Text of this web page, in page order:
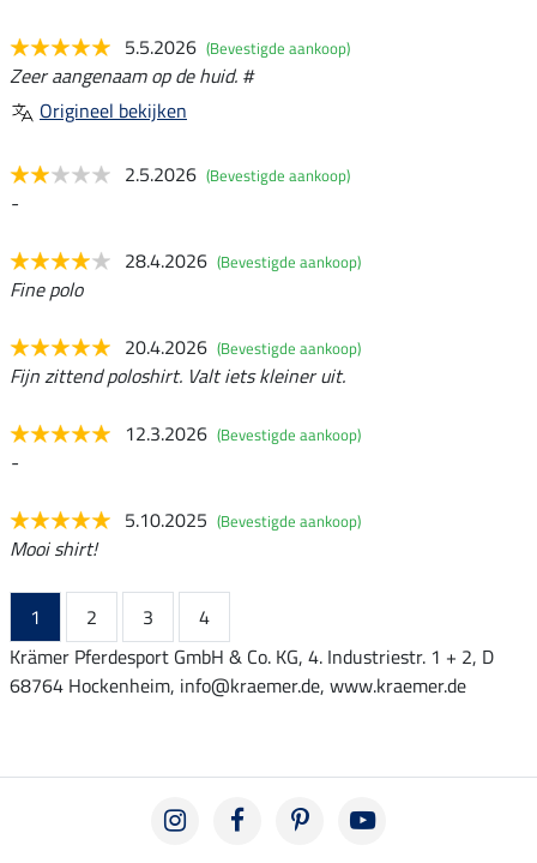
5.5.2026 (Bevestigde aankoop)
Zeer aangenaam op de huid. #
Origineel bekijken
2.5.2026 (Bevestigde aankoop)
-
28.4.2026 (Bevestigde aankoop)
Fine polo
20.4.2026 (Bevestigde aankoop)
Fijn zittend poloshirt. Valt iets kleiner uit.
12.3.2026 (Bevestigde aankoop)
-
5.10.2025 (Bevestigde aankoop)
Mooi shirt!
1 2 3
4
Krämer Pferdesport GmbH & Co. KG, 4. Industriestr. 1 + 2, D
68764 Hockenheim, info@kraemer.de, www.kraemer.de